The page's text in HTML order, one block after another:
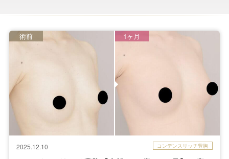
2025.12.10 コンデンスリッチ豊胸
術前 1ヶ月